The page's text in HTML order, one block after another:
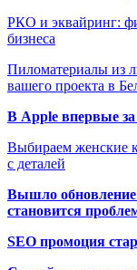
РКО и эквайринг:
бизнеса
Пиломатериалы из
вашего проекта в
В Apple впервые
Выбираем женские
с деталей
Вышло обновление
становится
SEO промоция